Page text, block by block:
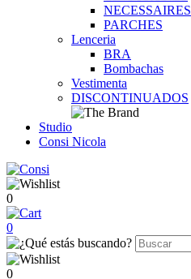
NECESSAIRES
PARCHES
Lenceria
BRA
Bombachas
Vestimenta
DISCONTINUADOS
Studio
Consi Nicola
0
0
0